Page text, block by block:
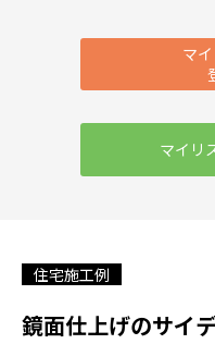
マ
マイリ
住宅施工例
鏡面仕上げのサイ